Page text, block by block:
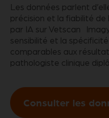
Les données parlent
précision et la fiabilité
par IA sur Vetscan
sensibilité et la
comparables aux
pathologiste clinique
Consulter les